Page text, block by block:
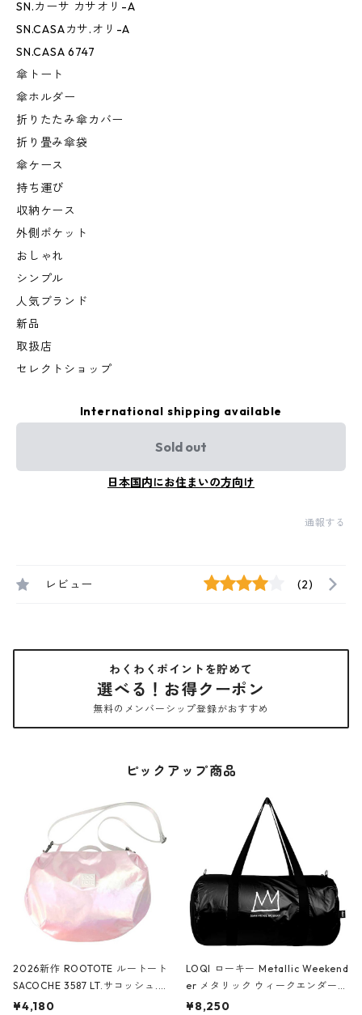
SN.カーサ カサオリ-A
SN.CASAカサ.オリ-A
SN.CASA 6747
傘トート
傘ホルダー
折りたたみ傘カバー
折り畳み傘袋
傘ケース
持ち運び
収納ケース
外側ポケット
おしゃれ
シンプル
人気ブランド
新品
取扱店
セレクトショップ
International shipping available
Sold out
日本国内にお住まいの方向け
通報する
レビュー (2)
わくわくポイントを貯めて
選べる！お得クーポン
無料のメンバーシップ登録がおすすめ
ピックアップ商品
2026新作 ROOTOTE ルートート
SACOCHE 3587 LT.サコッシュ.ル
ミエ-B ショルダーバッグ グロスピ
¥4,180
LOQI ローキー Metallic Weekend
er メタリック ウィークエンダー
ボストンバッグ ショルダーバッグ
¥8,250